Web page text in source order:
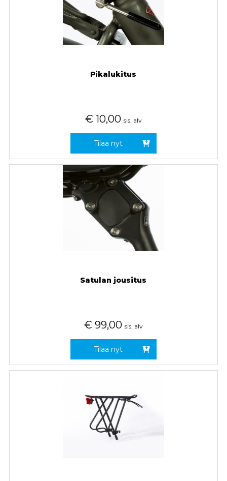
Pikalukitus
€ 10,00 sis. alv
Tilaa nyt
Satulan jousitus
€ 99,00 sis. alv
Tilaa nyt